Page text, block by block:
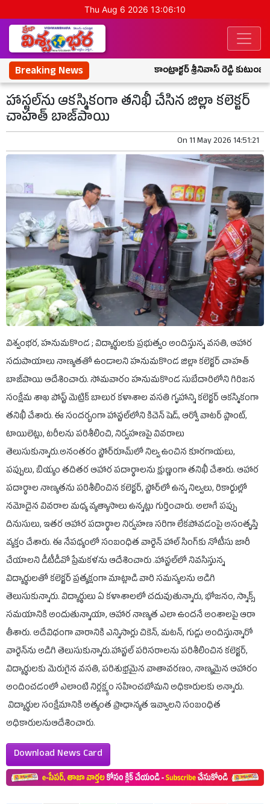
Thu Aug 6 2026 13:06:11
Breaking News కాంట్రాక్టర్ శ్రీనివాస్ రెడ్డి
హాస్టల్‌ను ఆకస్మికంగా తనిఖీ చేసిన జిల్లా కలెక్టర్
చాహత్ బాజ్‌పాయి
On11 May 2026 14:51:21
విశ్వంభర, హనుమకొండ ; విద్యార్థులకు ప్రభుత్వం అందిస్తున్న వసతి, ఆహార
సదుపాయాలు నాణ్యతతో ఉండాలని హనుమకొండ జిల్లా కలెక్టర్ చాహత్
బాజ్‌పాయి ఆదేశించారు. సోమవారం హనుమకొండ సుబేదారిలోని గిరిజన
సంక్షేమ శాఖ పోస్ట్ మెట్రిక్ బాలుర కళాశాల వసతి గృహాన్ని కలెక్టర్ ఆకస్మికంగా
తనిఖీ చేశారు. ఈ సందర్భంగా హాస్టల్‌లోని కిచెన్ షెడ్, ఆర్వో వాటర్ ప్లాంట్,
టాయిలెట్లు, టరీలను పరిశీలించి, నిర్వహణపై వివరాలు
తెలుసుకున్నారు.అనంతరం స్టోర్‌రూమ్‌లో నిల్వ ఉంచిన కూరగాయలు,
పప్పులు, బియ్యం తదితర ఆహార పదార్థాలను క్షుణ్ణంగా తనిఖీ చేశారు. ఆహార
పదార్థాల నాణ్యతను పరిశీలించిన కలెక్టర్, స్టోర్‌లో ఉన్న నిల్వలు, రికార్డుల్లో
నమోదైన వివరాల మధ్య వ్యత్యాసాలు ఉన్నట్లు గుర్తించారు. అలాగే పప్పు
దినుసులు, ఇతర ఆహార పదార్థాల నిర్వహణ సరిగా లేకపోవడంపై అసంతృప్తి
వ్యక్తం చేశారు. ఈ నేపథ్యంలో సంబంధిత వార్డెన్ హాల్ సింగ్‌కు నోటీసు జారీ
చేయాలని డీటీడీవో ప్రేమకళను ఆదేశించారు .హాస్టల్‌లో నివసిస్తున్న
విద్యార్థులతో కలెక్టర్ ప్రత్యక్షంగా మాట్లాడి వారి సమస్యలను అడిగి
తెలుసుకున్నారు. విద్యార్థులు ఏ కళాశాలలో చదువుతున్నారు, భోజనం, స్నాక్స్
సమయానికి అందుతున్నాయా, ఆహార నాణ్యత ఎలా ఉందనే అంశాలపై ఆరా
తీశారు. అదేవిధంగా వారానికి ఎన్నిసార్లు చికెన్, మటన్, గుడ్లు అందిస్తున్నారో
వార్డెన్‌ను అడిగి తెలుసుకున్నారు.హాస్టల్ పరిసరాలను పరిశీలించిన కలెక్టర్,
విద్యార్థులకు మెరుగైన వసతి, పరిశుభ్రమైన వాతావరణం, నాణ్యమైన ఆహారం
అందించడంలో ఎలాంటి నిర్లక్ష్యం సహించబోమని అధికారులకు అన్నారు.
విద్యార్థుల సంక్షేమానికి అత్యంత ప్రాధాన్యత ఇవ్వాలని సంబంధిత
అధికారులనుఆదేశించారు.
Download News Card